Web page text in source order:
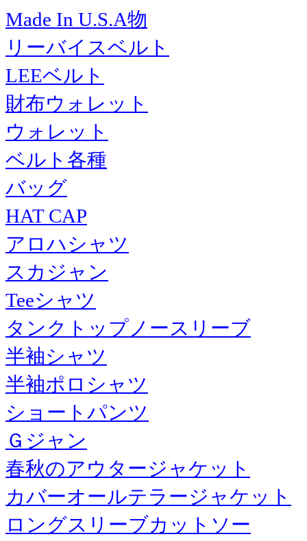
Made In U.S.A物
リーバイスベルト
LEEベルト
財布ウォレット
ウォレット
ベルト各種
バッグ
HAT CAP
アロハシャツ
スカジャン
Teeシャツ
タンクトップノースリーブ
半袖シャツ
半袖ポロシャツ
ショートパンツ
Ｇジャン
春秋のアウタージャケット
カバーオールテラージャケット
ロングスリーブカットソー